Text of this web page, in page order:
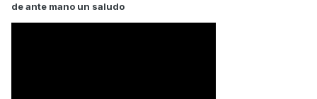
de ante mano un saludo